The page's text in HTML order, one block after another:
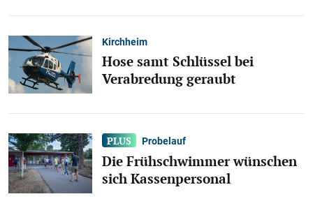
Kirchheim
Hose samt Schlüssel bei
Verabredung geraubt
Probelauf
Die Frühschwimmer wünschen
sich Kassenpersonal